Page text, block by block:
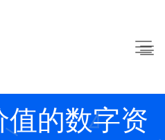
值的数字资